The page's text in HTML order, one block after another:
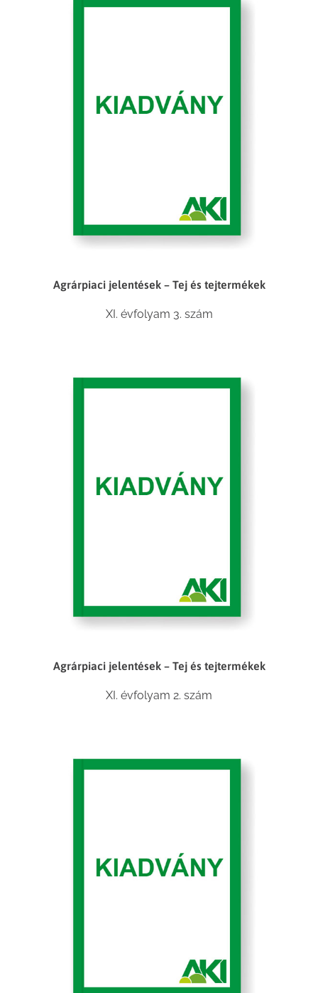
Agrárpiaci jelentések – Tej és tejtermékek
XI. évfolyam 3. szám
Agrárpiaci jelentések – Tej és tejtermékek
XI. évfolyam 2. szám